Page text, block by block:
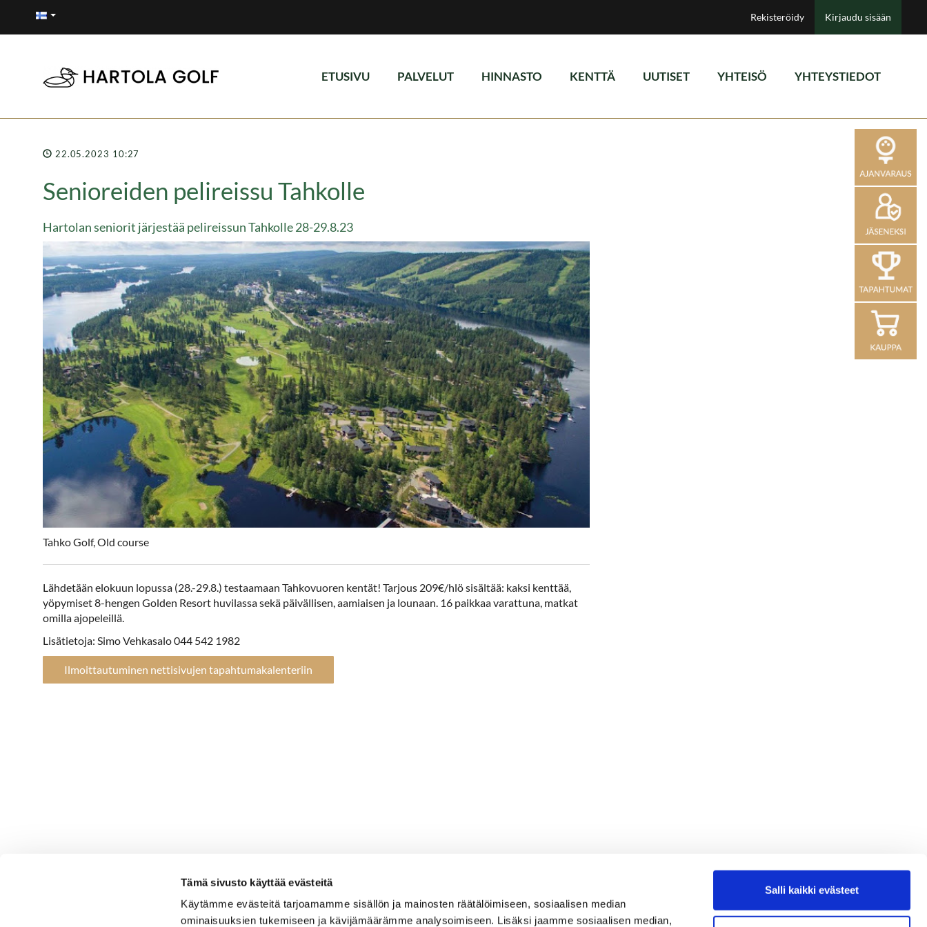
Tämä sivusto käyttää evästeitä
Käytämme evästeitä tarjoamamme sisällön ja mainosten räätälöimiseen, sosiaalisen median
ominaisuuksien tukemiseen ja kävijämäärämme analysoimiseen. Lisäksi jaamme sosiaalisen median,
Salli kaikki evästeet
Rekisteröidy Kirjaudu sisään
ETUSIVU PALVELUT HINNASTO KENTTÄ UUTISET YHTEISÖ YHTEYSTIEDOT
22.05.2023 10:27
Senioreiden pelireissu Tahkolle
Hartolan seniorit järjestää pelireissun Tahkolle 28-29.8.23
Tahko Golf, Old course
Lähdetään elokuun lopussa (28.-29.8.) testaamaan Tahkovuoren kentät! Tarjous 209€/hlö sisältää: kaksi kenttää,
yöpymiset 8-hengen Golden Resort huvilassa sekä päivällisen, aamiaisen ja lounaan. 16 paikkaa varattuna, matkat
omilla ajopeleillä.
Lisätietoja: Simo Vehkasalo 044 542 1982
Ilmoittautuminen nettisivujen tapahtumakalenteriin